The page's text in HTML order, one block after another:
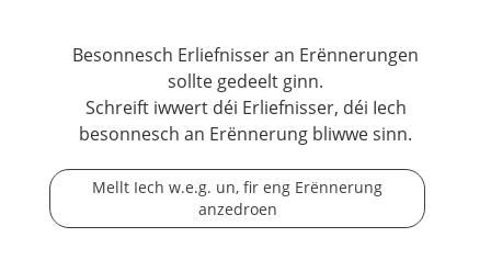
Besonnesch Erliefnisser an Erënnerungen
sollte gedeelt ginn.
Schreift iwwert déi Erliefnisser, déi Iech
besonnesch an Erënnerung bliwwe sinn.
Mellt Iech w.e.g. un, fir eng Erënnerung
anzedroen